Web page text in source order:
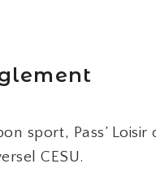
sport, Pass’ Loisir
CESU.